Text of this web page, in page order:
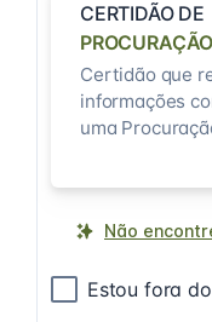
CERTIDÃO DE
PROCURAÇÃO
Certidão que
informações
uma
Não
Estou fora